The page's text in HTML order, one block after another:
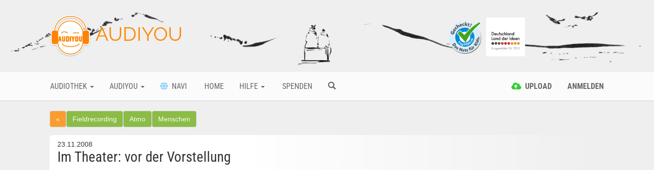
AUDIYOU
AUDIOTHEK AUDIYOU NAVI HOME HILFE SPENDEN UPLOAD ANMELDEN
« Fieldrecording Atmo Menschen
23.11.2008
Im Theater: vor der Vorstellung